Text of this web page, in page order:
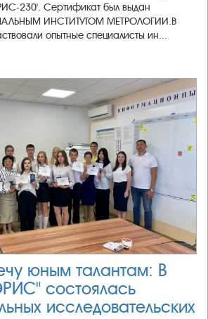
230'. Сертификат был выдан
ИНСТИТУТОМ МЕТРОЛОГИИ.В
опытные специалисты ин...
юным талантам: В
состоялась
исследовательских